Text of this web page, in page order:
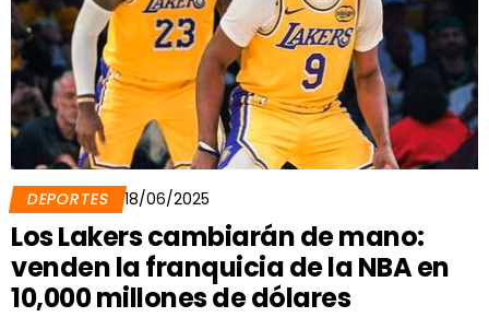
DEPORTES 18/06/2025
Los Lakers cambiarán de mano:
venden la franquicia de la NBA en
10,000 millones de dólares